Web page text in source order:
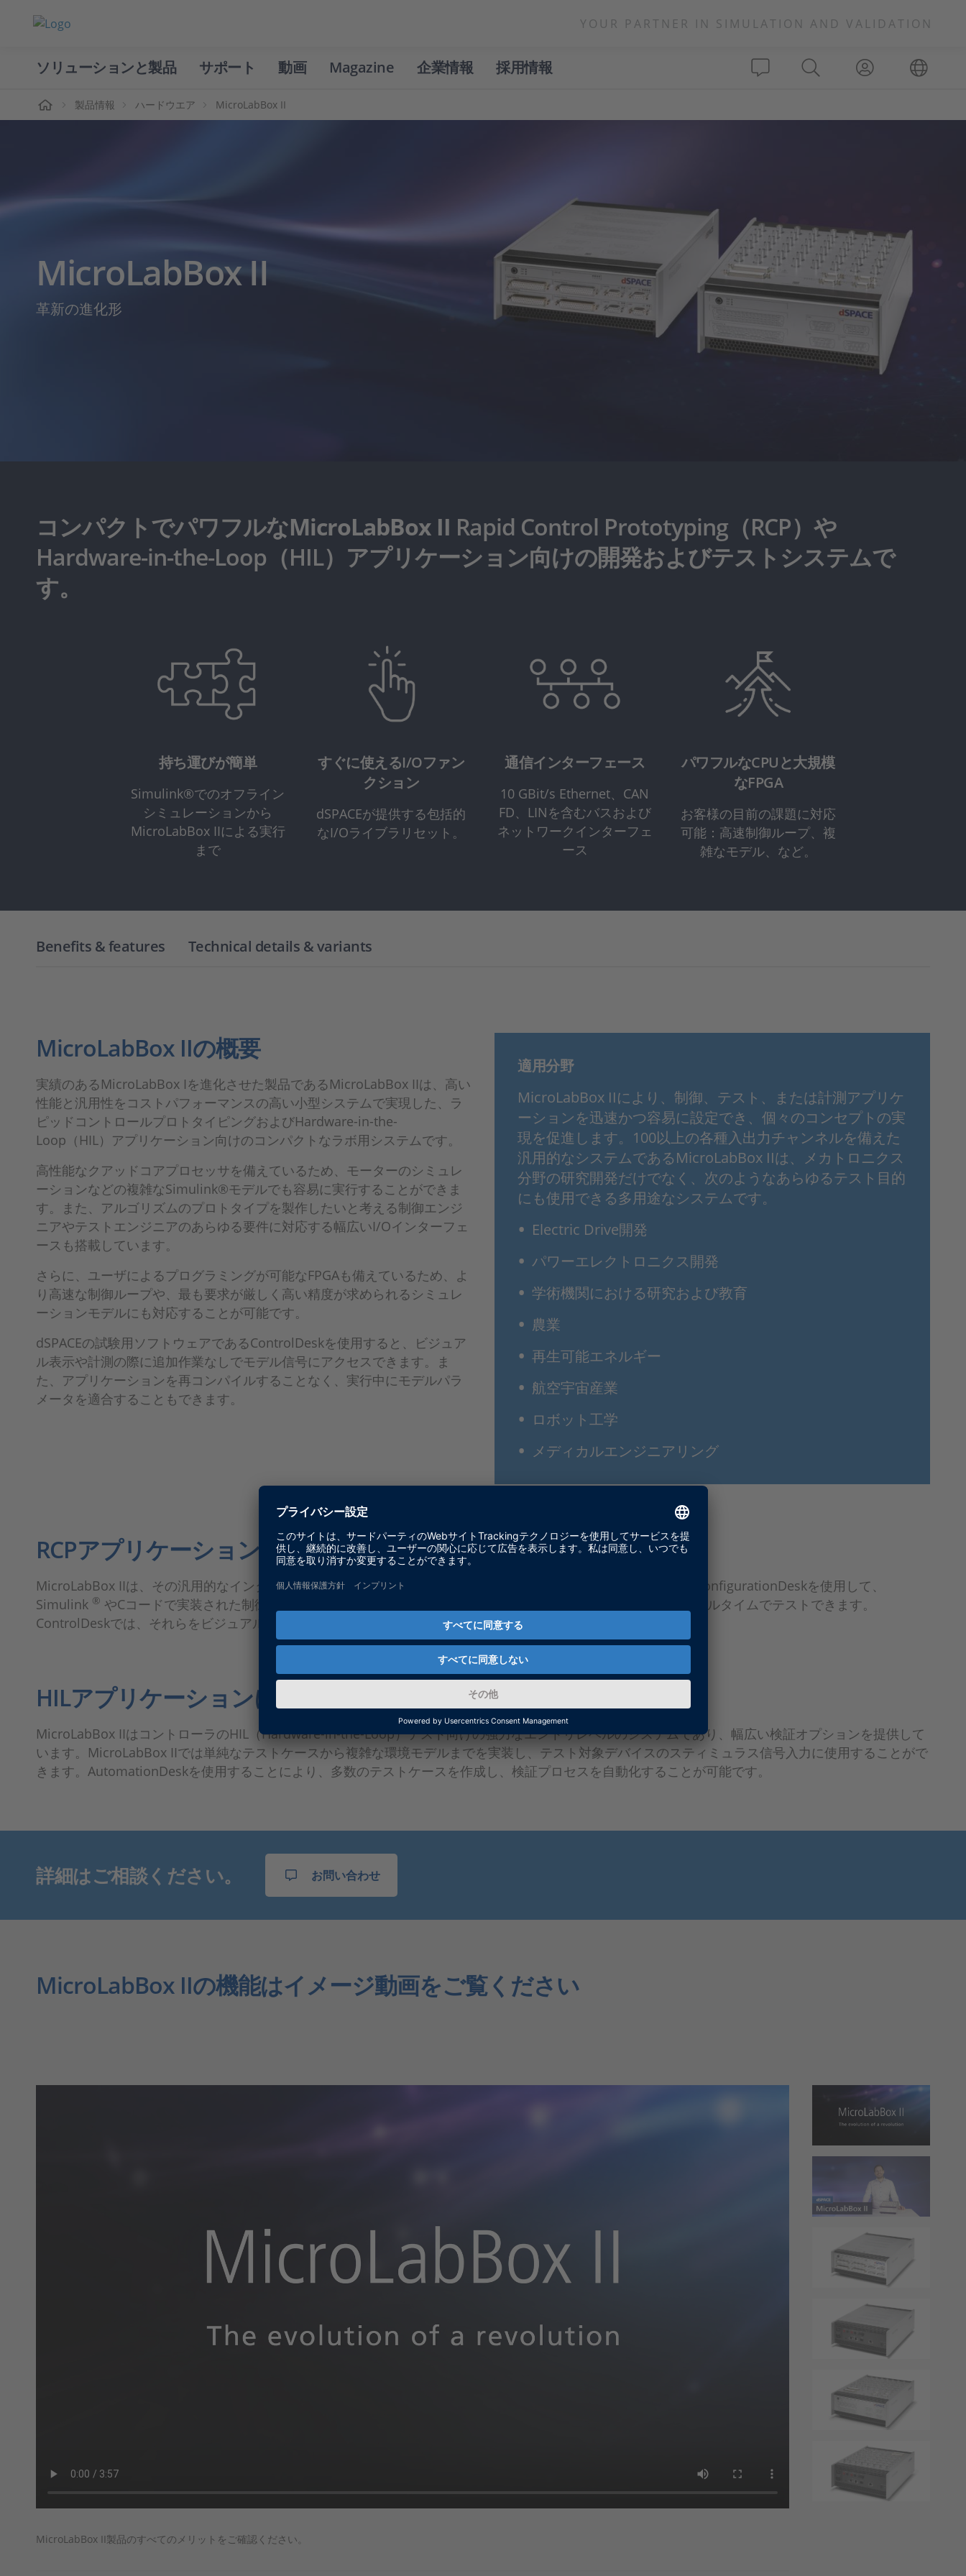
YOUR PARTNER IN SIMULATION AND VALIDATION
ソリューションと製品 サポート 動画 Magazine 企業情報 採用情報
製品情報 ハードウエア MicroLabBox II
MicroLabBox II
革新の進化形
コンパクトでパワフルなMicroLabBox II Rapid Control Prototyping（RCP）や
Hardware-in-the-Loop（HIL）アプリケーション向けの開発およびテストシステムで
す。
持ち運びが簡単
Simulink®でのオフライン
シミュレーションから
MicroLabBox IIによる実行
まで
すぐに使えるI/Oファン
クション
dSPACEが提供する包括的
なI/Oライブラリセット。
通信インターフェース
10 GBit/s Ethernet、CAN
FD、LINを含むバスおよび
ネットワークインターフェ
ース
パワフルなCPUと大規模
なFPGA
お客様の目前の課題に対応
可能：高速制御ループ、複
雑なモデル、など。
Benefits & features Technical details & variants
MicroLabBox IIの概要
実績のあるMicroLabBox Iを進化させた製品であるMicroLabBox IIは、高い
性能と汎用性をコストパフォーマンスの高い小型システムで実現した、ラ
ピッドコントロールプロトタイピングおよびHardware-in-the-
Loop（HIL）アプリケーション向けのコンパクトなラボ用システムです。
高性能なクアッドコアプロセッサを備えているため、モーターのシミュレ
ーションなどの複雑なSimulink®モデルでも容易に実行することができま
す。また、アルゴリズムのプロトタイプを製作したいと考える制御エンジ
ニアやテストエンジニアのあらゆる要件に対応する幅広いI/Oインターフェ
ースも搭載しています。
さらに、ユーザによるプログラミングが可能なFPGAも備えているため、よ
り高速な制御ループや、最も要求が厳しく高い精度が求められるシミュレ
ーションモデルにも対応することが可能です。
dSPACEの試験用ソフトウェアであるControlDeskを使用すると、ビジュア
ル表示や計測の際に追加作業なしでモデル信号にアクセスできます。ま
た、アプリケーションを再コンパイルすることなく、実行中にモデルパラ
メータを適合することもできます。
適用分野
MicroLabBox IIにより、制御、テスト、または計測アプリケ
ーションを迅速かつ容易に設定でき、個々のコンセプトの実
現を促進します。100以上の各種入出力チャンネルを備えた
汎用的なシステムであるMicroLabBox IIは、メカトロニクス
分野の研究開発だけでなく、次のようなあらゆるテスト目的
にも使用できる多用途なシステムです。
Electric Drive開発
パワーエレクトロニクス開発
学術機関における研究および教育
農業
再生可能エネルギー
航空宇宙産業
ロボット工学
メディカルエンジニアリング
RCPアプリケーションにおけるMicroLabBox II
MicroLabBox IIは、その汎用的なインターフェースにより、お客様の開発環境へ容易に統合することができます。ConfigurationDeskを使用して、
Simulink ® やCコードで実装された制御コンセプトを迅速かつ容易にハードウェアインターフェースに接続し、リアルタイムでテストできます。
ControlDeskでは、それらをビジュアル表示およびパラメータ化することができます。
HILアプリケーションにおけるMicroLabBox II
MicroLabBox IIはコントローラのHIL（Hardware-in-the-Loop）テスト向けの強力なエントリレベルのシステムであり、幅広い検証オプションを提供して
います。MicroLabBox IIでは単純なテストケースから複雑な環境モデルまでを実装し、テスト対象デバイスのスティミュラス信号入力に使用することがで
きます。AutomationDeskを使用することにより、多数のテストケースを作成し、検証プロセスを自動化することが可能です。
詳細はご相談ください。 お問い合わせ
MicroLabBox IIの機能はイメージ動画をご覧ください
MicroLabBox II製品のすべてのメリットをご確認ください。